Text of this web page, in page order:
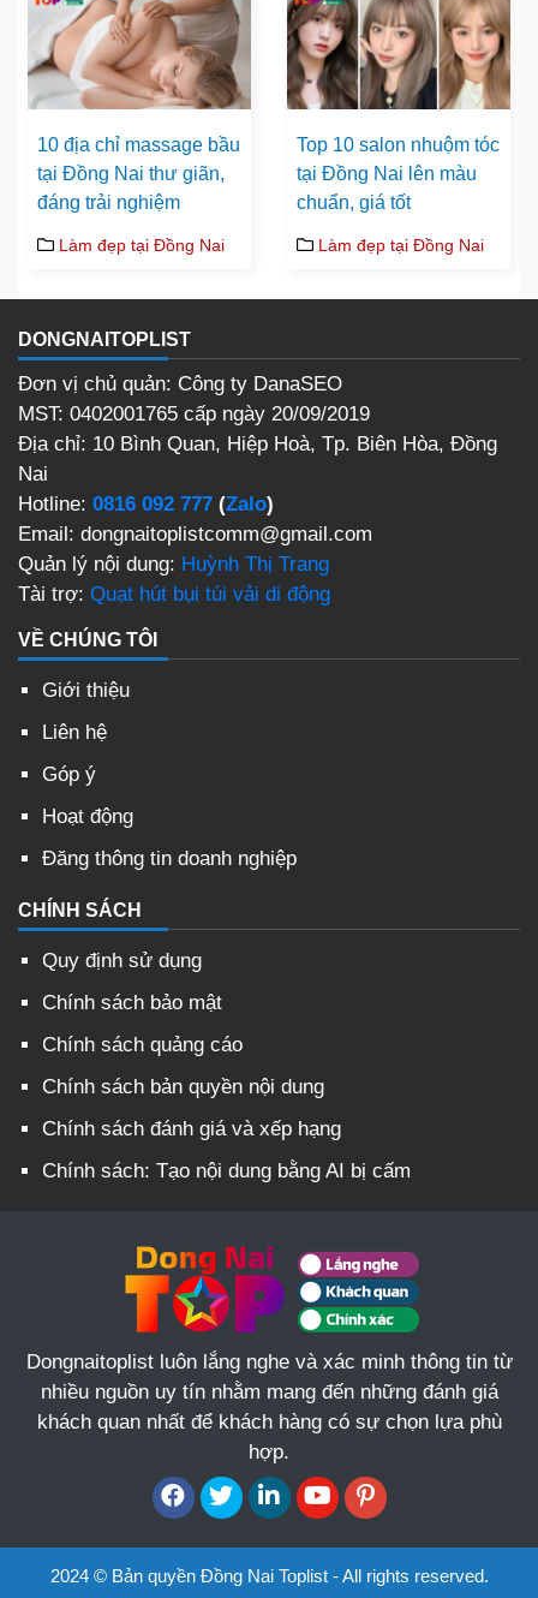
10 địa chỉ massage bầu
tại Đồng Nai thư giãn,
đáng trải nghiệm
Làm đẹp tại Đồng Nai
Top 10 salon nhuộm tóc
tại Đồng Nai lên màu
chuẩn, giá tốt
Làm đẹp tại Đồng Nai
DONGNAITOPLIST
Đơn vị chủ quản: Công ty DanaSEO
MST: 0402001765 cấp ngày 20/09/2019
Địa chỉ: 10 Bình Quan, Hiệp Hoà, Tp. Biên Hòa, Đồng
Nai
Hotline: 0816 092 777 (Zalo)
Email: dongnaitoplistcomm@gmail.com
Quản lý nội dung: Huỳnh Thị Trang
Tài trợ: Quạt hút bụi túi vải di động
VỀ CHÚNG TÔI
Giới thiệu
Liên hệ
Góp ý
Hoạt động
Đăng thông tin doanh nghiệp
CHÍNH SÁCH
Quy định sử dụng
Chính sách bảo mật
Chính sách quảng cáo
Chính sách bản quyền nội dung
Chính sách đánh giá và xếp hạng
Chính sách: Tạo nội dung bằng AI bị cấm
Dongnaitoplist luôn lắng nghe và xác minh thông tin từ
nhiều nguồn uy tín nhằm mang đến những đánh giá
khách quan nhất để khách hàng có sự chọn lựa phù
hợp.
2024 © Bản quyền Đồng Nai Toplist - All rights reserved.